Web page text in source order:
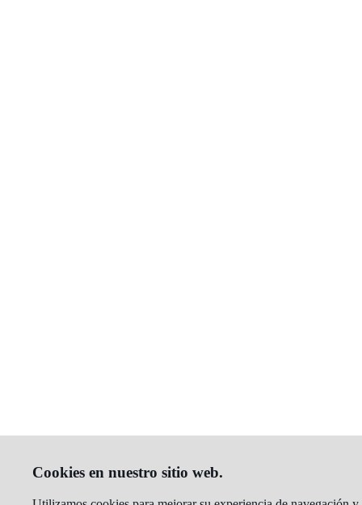
Cookies en nuestro sitio web.